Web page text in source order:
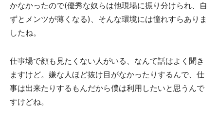
かなかったので(優秀な奴らは他現場に振り分けられ、自
ずとメンツが薄くなる)、そんな環境には憧れすらありま
したね。
仕事場で顔も見たくない人がいる、なんて話はよく聞き
ますけど。嫌な人ほど抜け目がなかったりするんで、仕
事は出来たりするもんだから僕は利用したいと思うんで
すけどね。